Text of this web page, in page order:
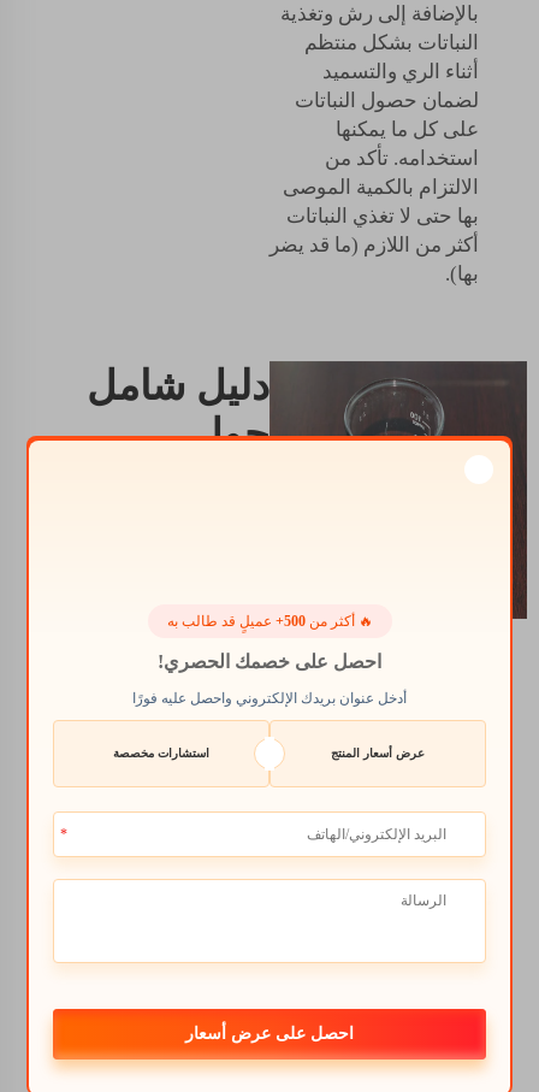
بالإضافة إلى رش وتغذية
النباتات بشكل منتظم
أثناء الري والتسميد
لضمان حصول النباتات
على كل ما يمكنها
استخدامه. تأكد من
الالتزام بالكمية الموصى
بها حتى لا تغذي النباتات
أكثر من اللازم (ما قد يضر
بها).
دليل شامل
حول
الأساسي
في تغذية
النباتات
بالإضافة إلى توفير
العناصر الغذائية الأساسية
بشكل أفضل. يساعد
وإغلاق الثقوب الصغيرة
الموجودة على الأوراق،
والتي تُسمى الحُفر
🔥 أكثر من500+ عميلٍ قد طالب به
احصل على خصمك الحصري!
أدخل عنوان بريدك الإلكتروني واحصل عليه فورًا
عرض أسعار المنتج استشارات مخصصة
احصل على عرض أسعار